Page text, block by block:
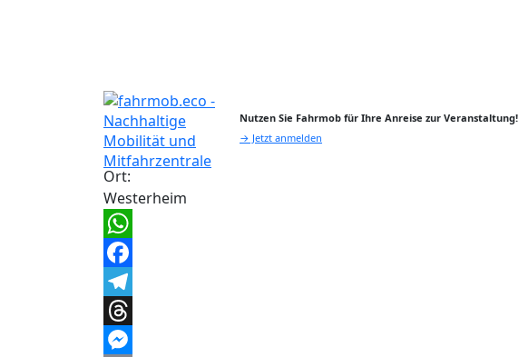
Nutzen Sie Fahrmob für Ihre Anreise zur Veranstaltung!
→ Jetzt anmelden
Ort:
Westerheim
WhatsApp
Facebook
Telegram
Threads